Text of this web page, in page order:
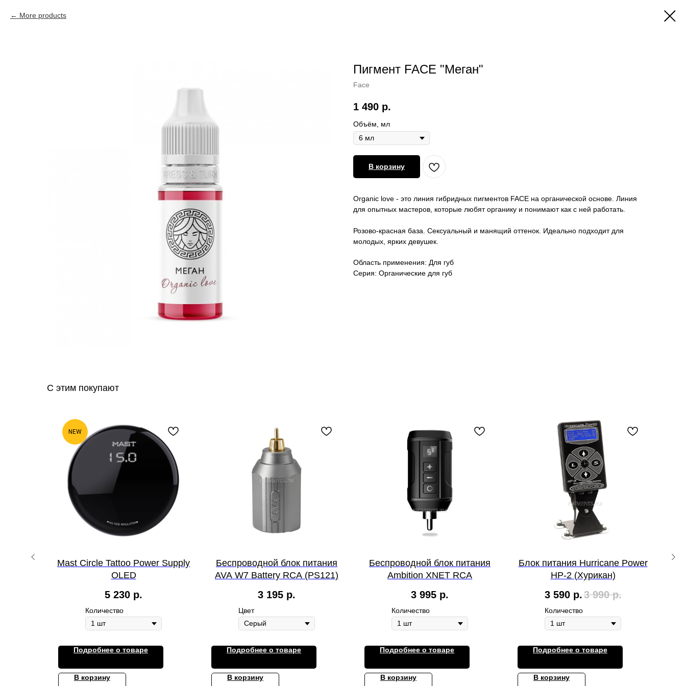
More products
Пигмент FACE "Меган"
Face
1 490 р.
Объём, мл
В корзину
Organic love - это линия гибридных пигментов FACE на органической основе. Линия
для опытных мастеров, которые любят органику и понимают как с ней работать.
Розово-красная база. Сексуальный и манящий оттенок. Идеально подходит для
молодых, ярких девушек.
Область применения: Для губ
Серия: Органические для губ
С этим покупают
NEW
Mast Circle Tattoo Power Supply
OLED
5 230 р.
Количество
Подробнее о товаре
В корзину
Беспроводной блок питания
AVA W7 Battery RCA (PS121)
3 195 р.
Цвет
Подробнее о товаре
В корзину
Беспроводной блок питания
Ambition XNET RCA
3 995 р.
Количество
Подробнее о товаре
В корзину
Блок питания Hurricane Power
HP-2 (Хурикан)
3 590 р.3 990 р.
Количество
Подробнее о товаре
В корзину